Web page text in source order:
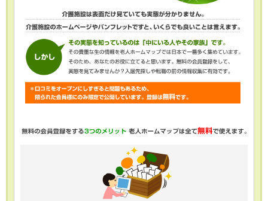
・当個人情報の利用目的の通知、開示、
内容の訂正・追加または削除、利用の停
止・消去および第三者への提供の停止
（「開示等」といいます。）を受け付け
ております。開示等の求めは、以下の
「個人情報苦情及び相談窓口」で受け付
けます。
最適なご回答ができない場合がありま
・当ホームページではご利用状況の統計
調査のためクッキー等を用いております